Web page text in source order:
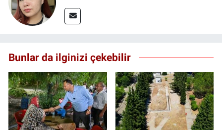
Bunlar da ilginizi çekebilir